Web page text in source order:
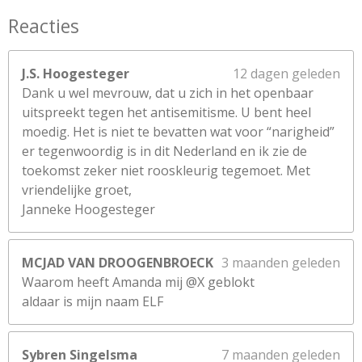
Reacties
J.S. Hoogesteger
12 dagen geleden
Dank u wel mevrouw, dat u zich in het openbaar
uitspreekt tegen het antisemitisme. U bent heel
moedig. Het is niet te bevatten wat voor “narigheid”
er tegenwoordig is in dit Nederland en ik zie de
toekomst zeker niet rooskleurig tegemoet. Met
vriendelijke groet,
Janneke Hoogesteger
MCJAD VAN DROOGENBROECK 3 maanden geleden
Waarom heeft Amanda mij @X geblokt
aldaar is mijn naam ELF
Sybren Singelsma 7 maanden geleden